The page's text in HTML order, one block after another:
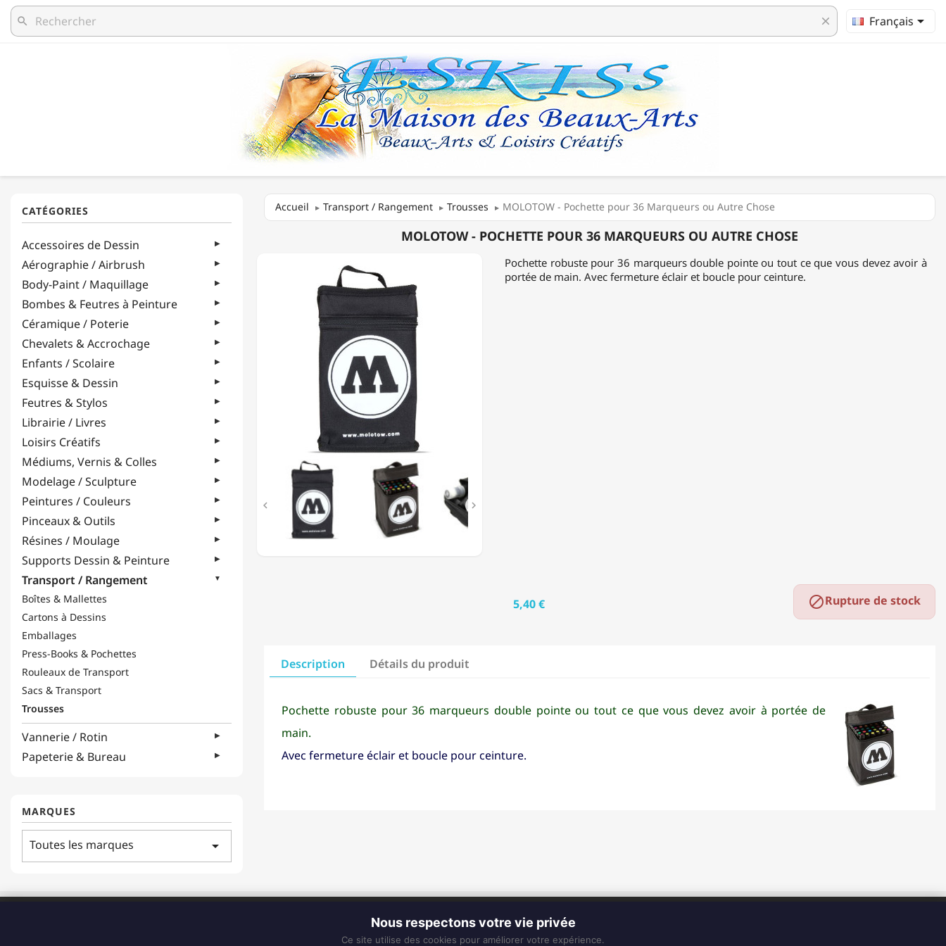
search clear Français
Accessoires de Dessin
Aérographie / Airbrush
Body-Paint / Maquillage
Bombes & Feutres à Peinture
Céramique / Poterie
Chevalets & Accrochage
Enfants / Scolaire
Esquisse & Dessin
Feutres & Stylos
Librairie / Livres
Loisirs Créatifs
Médiums, Vernis & Colles
Modelage / Sculpture
Peintures / Couleurs
Pinceaux & Outils
Résines / Moulage
Supports Dessin & Peinture
Transport / Rangement
Boîtes & Mallettes
Cartons à Dessins
Emballages
Press-Books & Pochettes
Rouleaux de Transport
Sacs & Transport
Trousses
Vannerie / Rotin
Papeterie & Bureau
MARQUES
Toutes les marques arrow_drop_down
Accueil Transport / Rangement Trousses MOLOTOW - Pochette pour 36 Marqueurs ou Autre Chose
MARQUEURS
MOLOTOW - POCHETTE POUR 36 MARQUEURS OU AUTRE CHOSE
 
Pochette robuste pour 36 marqueurs double pointe ou tout ce que vous devez avoir à
portée de main. Avec fermeture éclair et boucle pour ceinture.
5,40 € Rupture de stock
Description Détails du produit
Pochette robuste pour 36 marqueurs double pointe ou tout ce que vous devez avoir à portée de
main.
Avec fermeture éclair et boucle pour ceinture.
Fixe :
0596 63 25 94
Nous respectons votre vie privée
Ce site utilise des cookies pour améliorer votre expérience.